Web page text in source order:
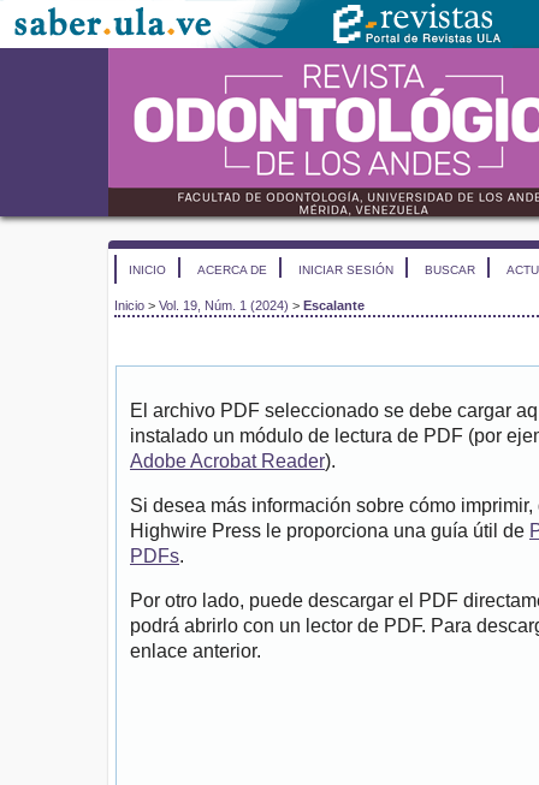
INICIO ACERCA DE INICIAR SESIÓN BUSCAR
Inicio > Vol. 19, Núm. 1 (2024) > Escalante
El archivo PDF seleccionado se debe cargar
instalado un módulo de lectura de PDF (por
Adobe Acrobat Reader).
Si desea más información sobre cómo
Highwire Press le proporciona una guía útil de
PDFs.
Por otro lado, puede descargar el PDF
podrá abrirlo con un lector de PDF. Para
enlace anterior.